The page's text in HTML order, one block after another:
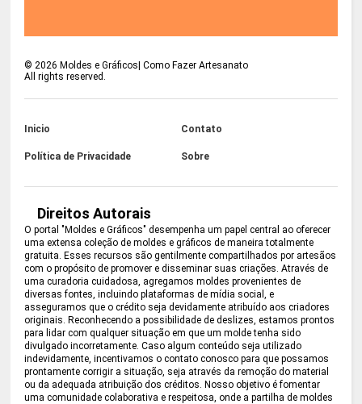
© 2026 Moldes e Gráficos| Como Fazer Artesanato
All rights reserved.
Inicio Contato
Política de Privacidade Sobre
Direitos Autorais
O portal "Moldes e Gráficos" desempenha um papel central ao oferecer
uma extensa coleção de moldes e gráficos de maneira totalmente
gratuita. Esses recursos são gentilmente compartilhados por artesãos
com o propósito de promover e disseminar suas criações. Através de
uma curadoria cuidadosa, agregamos moldes provenientes de
diversas fontes, incluindo plataformas de mídia social, e
asseguramos que o crédito seja devidamente atribuído aos criadores
originais. Reconhecendo a possibilidade de deslizes, estamos prontos
para lidar com qualquer situação em que um molde tenha sido
divulgado incorretamente. Caso algum conteúdo seja utilizado
indevidamente, incentivamos o contato conosco para que possamos
prontamente corrigir a situação, seja através da remoção do material
ou da adequada atribuição dos créditos. Nosso objetivo é fomentar
uma comunidade colaborativa e respeitosa, onde a partilha de moldes